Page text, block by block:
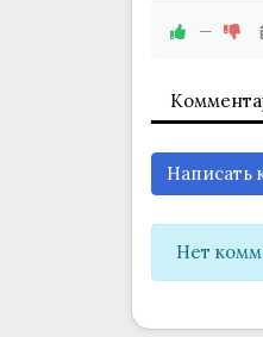
—
Написать
Нет